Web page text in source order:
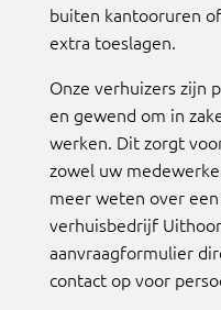
buiten kantooruren
extra toeslagen.
Onze verhuizers zijn
en gewend om in
werken. Dit zorgt
zowel uw
meer weten over
verhuisbedrijf
aanvraagformulier
contact op voor